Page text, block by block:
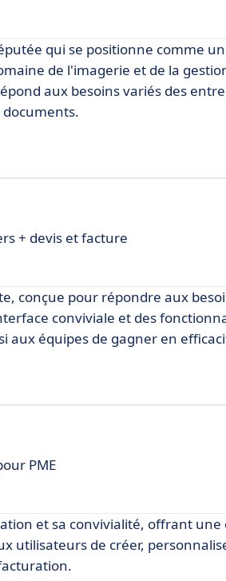
qui se positionne comme
de l'imagerie et de la
aux besoins variés des
+ devis et facture
conçue pour répondre aux
conviviale et des
aux équipes de gagner en
PME
et sa convivialité, offrant
utilisateurs de créer,